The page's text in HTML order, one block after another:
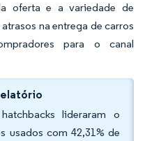
oferta e a variedade de
na entrega de carros
para o canal
lideraram o
usados com 42,31% de